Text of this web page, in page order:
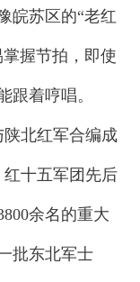
皖苏区的“老红
握节拍，即使
跟着哼唱。
北红军合编成
红十五军团先后
余名的重大
批东北军士